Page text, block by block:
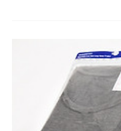
선물까지 겸하게 됐습니다
심플한 디자인을 좋아하는
를 그리 좋아 하지 않는 저.
트 색상의 심플한 디자인의
엔 좀 특이하게 스니커즈로
습니다. 색상도 카키 색상으